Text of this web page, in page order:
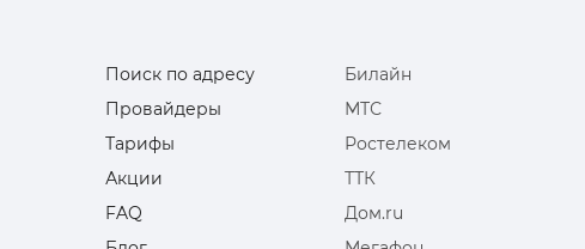
Поиск по адресу
Провайдеры
Тарифы
Акции
FAQ
Билайн
МТС
Ростелеком
ТТК
Дом.ru